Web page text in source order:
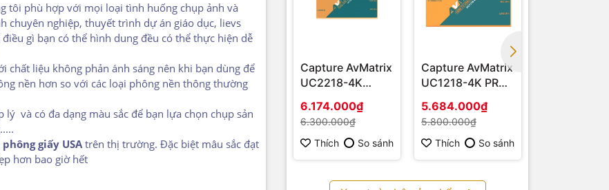
tôi phù hợp với mọi loại tình huống chụp ảnh và
chuyên nghiệp, thuyết trình dự án giáo dục, lievs
điều gì bạn có thể hình dung đều có thể thực hiện dễ
chất liệu không phản ánh sáng nên khi bạn dùng để
nền hơn so với các loại phông nền thông thường
lý và có đa dạng màu sắc để bạn lựa chọn chụp sản
phông giấy USAtrên thị trường. Đặc biệt mâu sắc đạt
hơn bao giờ hết
Capture AvMatrix
UC2218-4K
6.174.000₫
6.300.000₫
Thích
So sánh
Capture AvMatrix
UC1218-4K PRO -
5.684.000₫
5.800.000₫
Thích
So sánh